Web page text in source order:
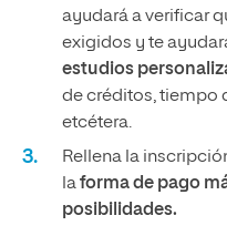
ayudará a verificar
exigidos y te
estudios
de créditos, tiempo
etcétera.
Rellena la
laforma de pago
posibilidades.